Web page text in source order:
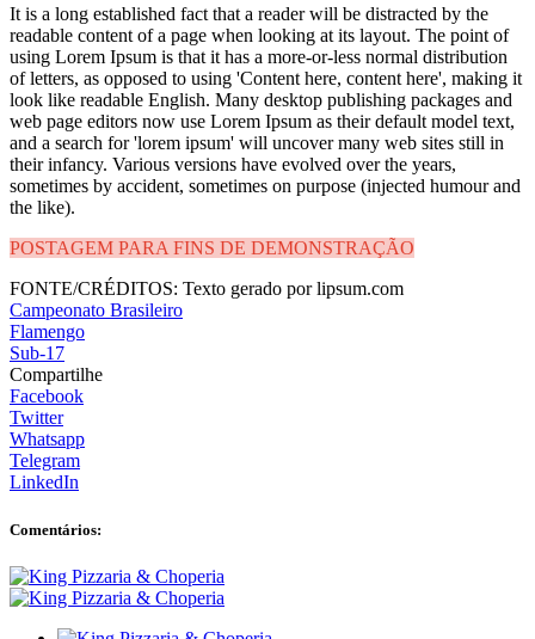
It is a long established fact that a reader will be distracted by the
readable content of a page when looking at its layout. The point of
using Lorem Ipsum is that it has a more-or-less normal distribution
of letters, as opposed to using 'Content here, content here', making it
look like readable English. Many desktop publishing packages and
web page editors now use Lorem Ipsum as their default model text,
and a search for 'lorem ipsum' will uncover many web sites still in
their infancy. Various versions have evolved over the years,
sometimes by accident, sometimes on purpose (injected humour and
the like).
POSTAGEM PARA FINS DE DEMONSTRAÇÃO
FONTE/CRÉDITOS: Texto gerado por lipsum.com
Campeonato Brasileiro
Flamengo
Sub-17
Compartilhe
Facebook
Twitter
Whatsapp
Telegram
LinkedIn
Comentários: